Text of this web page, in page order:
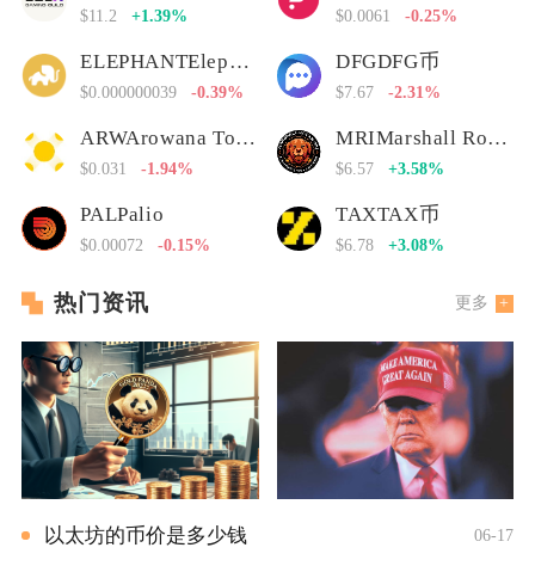
$11.2 +1.39% $0.0061 -0.25%
ELEPHANTElephant Money
$0.000000039 -0.39%
DFGDFG币
$7.67 -2.31%
ARWArowana Token
$0.031 -1.94%
MRIMarshall Rogan Inu
$6.57 +3.58%
PALPalio
$0.00072 -0.15%
TAXTAX币
$6.78 +3.08%
热门资讯 更多
以太坊的币价是多少钱 06-17